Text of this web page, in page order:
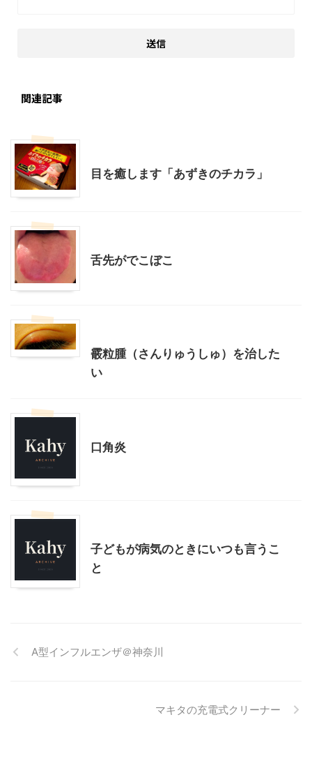
関連記事
目を癒します「あずきのチカラ」
舌先がでこぼこ
霰粒腫（さんりゅうしゅ）を治した
い
口角炎
子どもが病気のときにいつも言うこ
と
A型インフルエンザ＠神奈川
マキタの充電式クリーナー